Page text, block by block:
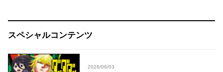
スペシャルコンテンツ
2026/06/03